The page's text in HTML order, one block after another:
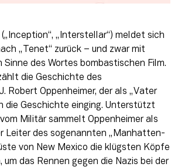
„Interstellar“) meldet sich
„Tenet“ zurück – und zwar mit
Sinne des Wortes bombastischen Film.
die Geschichte des
Robert Oppenheimer, der als „Vater
die Geschichte einging. Unterstützt
Militär sammelt Oppenheimer als
Leiter des sogenannten „Manhatten-
von New Mexico die klügsten Köpfe
um das Rennen gegen die Nazis bei der